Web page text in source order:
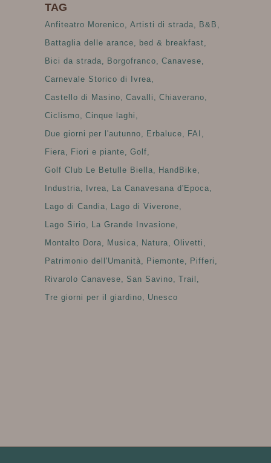
TAG
Anfiteatro Morenico Artisti di strada
B&B
Battaglia delle arance
bed & breakfast
Bici da strada
Borgofranco
Canavese
Carnevale Storico di Ivrea
Castello di Masino
Cavalli
Chiaverano
Ciclismo
Cinque laghi
Due giorni per l'autunno
Erbaluce
FAI
Fiera
Fiori e piante
Golf
Golf Club Le Betulle Biella
HandBike
Industria
Ivrea
La Canavesana d'Epoca
Lago di Candia
Lago di Viverone
Lago Sirio
La Grande Invasione
Montalto Dora
Musica Natura
Olivetti
Patrimonio dell'Umanità
Piemonte
Pifferi
Rivarolo Canavese
San Savino
Trail
Tre giorni per il giardino
Unesco